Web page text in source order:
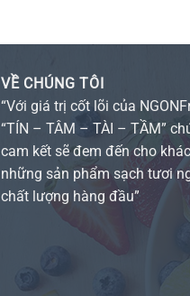
VỀ CHÚNG TÔI
“Với giá trị cốt lõi của
“TÍN – TÂM – TÀI – TẦM”
cam kết sẽ đem đến cho
những sản phẩm sạch tươi
chất lượng hàng đầu”